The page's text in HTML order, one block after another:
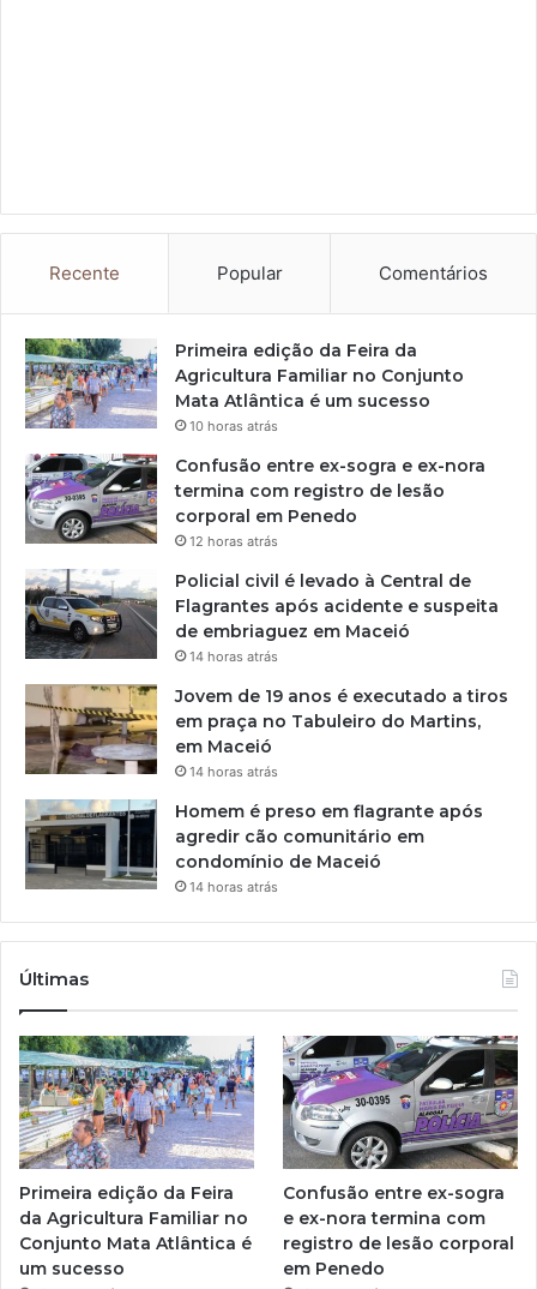
Recente Popular Comentários
Primeira edição da Feira da
Agricultura Familiar no Conjunto
Mata Atlântica é um sucesso
10 horas atrás
Confusão entre ex-sogra e ex-nora
termina com registro de lesão
corporal em Penedo
12 horas atrás
Policial civil é levado à Central de
Flagrantes após acidente e suspeita
de embriaguez em Maceió
14 horas atrás
Jovem de 19 anos é executado a tiros
em praça no Tabuleiro do Martins,
em Maceió
14 horas atrás
Homem é preso em flagrante após
agredir cão comunitário em
condomínio de Maceió
14 horas atrás
Últimas
Primeira edição da Feira
da Agricultura Familiar no
Conjunto Mata Atlântica é
um sucesso
Confusão entre ex-sogra
e ex-nora termina com
registro de lesão corporal
em Penedo